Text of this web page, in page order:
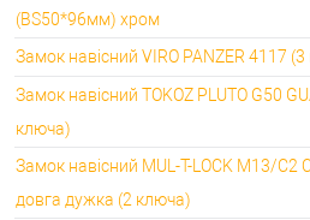
(BS50*96мм) хром
Замок навісний VIRO PANZER 4117
Замок навісний TOKOZ PLUTO G50
ключа)
Замок навісний MUL-T-LOCK M13/C2
довга дужка (2 ключа)